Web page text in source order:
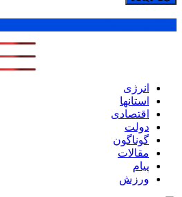
انرژی
استانها
اقتصادی
دولت
گوناگون
مقالات
پیام
ورزش